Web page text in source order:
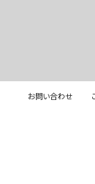
お問い合わせ